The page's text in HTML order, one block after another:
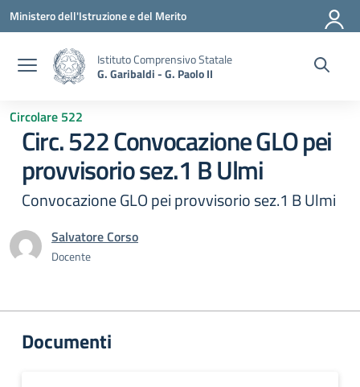
Vai ai contenuti
Vai al menu di navigazione
Vai al footer
Ministero dell'Istruzione e del Merito
Istituto Comprensivo Statale
G. Garibaldi - G. Paolo II
Circolare 522
Circ. 522 Convocazione GLO pei
provvisorio sez.1 B Ulmi
Convocazione GLO pei provvisorio sez.1 B Ulmi
Salvatore Corso
Docente
Documenti